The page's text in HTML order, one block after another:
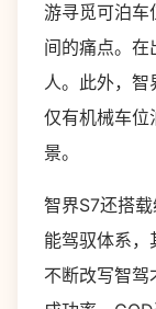
游寻觅可泊车
间的痛点。
人。此外，智
仅有机械车位
景。
智界S7还搭
能驾驭体系，
不断改写智